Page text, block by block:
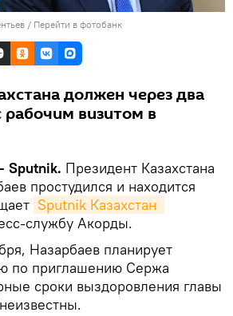
/ Перейти в фотобанк
должен через два
рабочим визитом в
Sputnik. Президент Казахстана
простудился и находится
службу Акорды.
Назарбаев планирует
по приглашению Сержа
сроки выздоровления главы